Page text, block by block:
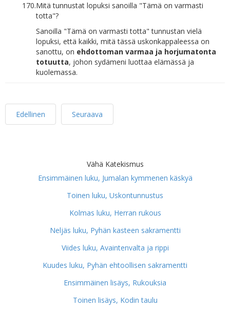
170.Mitä tunnustat lopuksi sanoilla "Tämä on varmasti
totta"?
Sanoilla "Tämä on varmasti totta" tunnustan vielä
lopuksi, että kaikki, mitä tässä uskonkappaleessa on
sanottu, on ehdottoman varmaa ja horjumatonta
totuutta, johon sydämeni luottaa elämässä ja
kuolemassa.
Edellinen Seuraava
Vähä Katekismus
Ensimmäinen luku, Jumalan kymmenen käskyä
Toinen luku, Uskontunnustus
Kolmas luku, Herran rukous
Neljäs luku, Pyhän kasteen sakramentti
Viides luku, Avaintenvalta ja rippi
Kuudes luku, Pyhän ehtoollisen sakramentti
Ensimmäinen lisäys, Rukouksia
Toinen lisäys, Kodin taulu